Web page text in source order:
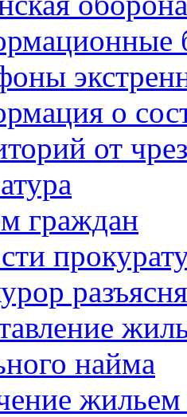
о
от
граждан
найма